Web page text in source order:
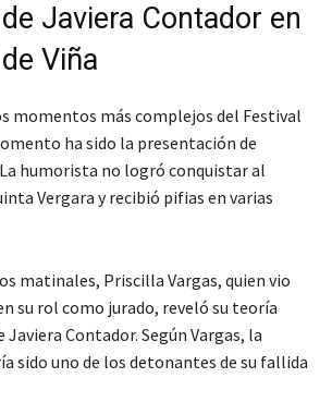
Javiera Contador en
Viña
momentos más complejos del Festival
ha sido la presentación de
humorista no logró conquistar al
Vergara y recibió pifias en varias
matinales, Priscilla Vargas, quien vio
su rol como jurado, reveló su teoría
Javiera Contador. Según Vargas, la
sido uno de los detonantes de su fallida